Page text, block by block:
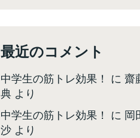
最近のコメント
中学生の筋トレ効果！ に 齋
典 より
中学生の筋トレ効果！ に 岡
沙 より